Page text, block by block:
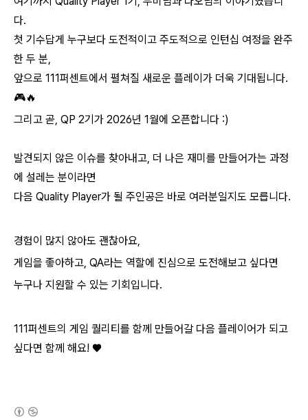
다.
첫 기수답게 누구보다 도전적이고 주도적으로 인턴십 여정을 완주
한 두 분,
앞으로 111퍼센트에서 펼쳐질 새로운 플레이가 더욱 기대됩니다.
🎮🔥
그리고 곧, QP 2기가 2026년 1월에 오픈합니다 :)
발견되지 않은 이슈를 찾아내고, 더 나은 재미를 만들어가는 과정
에 설레는 분이라면
다음 Quality Player가 될 주인공은 바로 여러분일지도 모릅니다.
경험이 많지 않아도 괜찮아요,
게임을 좋아하고, QA라는 역할에 진심으로 도전해보고 싶다면
누구나 지원할 수 있는 기회입니다.
111퍼센트의 게임 퀄리티를 함께 만들어갈 다음 플레이어가 되고
싶다면 함께 해요! ♥️